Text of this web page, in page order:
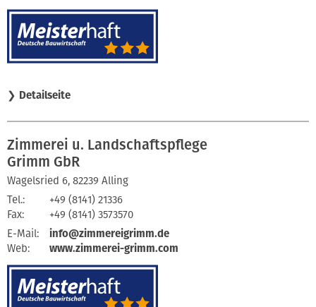
❯ Detailseite
Zimmerei u. Landschaftspflege
Grimm GbR
Wagelsried 6, 82239 Alling
Tel.:
+49 (8141) 21336
Fax:
+49 (8141) 3573570
E-Mail:
info@zimmereigrimm.de
Web:
www.zimmerei-grimm.com